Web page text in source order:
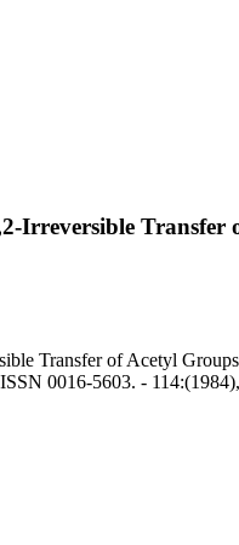
Irreversible
Transfer of Acetyl
0016-5603. - 114:(1984),